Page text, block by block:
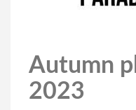
Autumn
2023